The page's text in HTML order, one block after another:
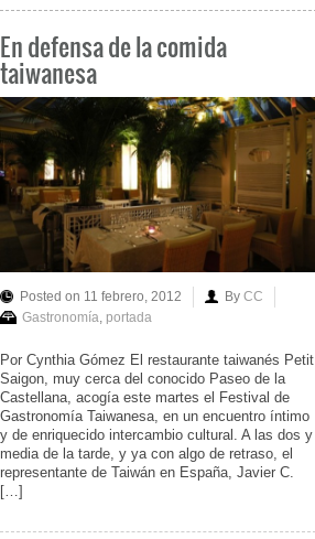
En defensa de la comida
taiwanesa
Posted on 11 febrero, 2012 By CC
Gastronomía, portada
Por Cynthia Gómez El restaurante taiwanés Petit
Saigon, muy cerca del conocido Paseo de la
Castellana, acogía este martes el Festival de
Gastronomía Taiwanesa, en un encuentro íntimo
y de enriquecido intercambio cultural. A las dos y
media de la tarde, y ya con algo de retraso, el
representante de Taiwán en España, Javier C.
[…]